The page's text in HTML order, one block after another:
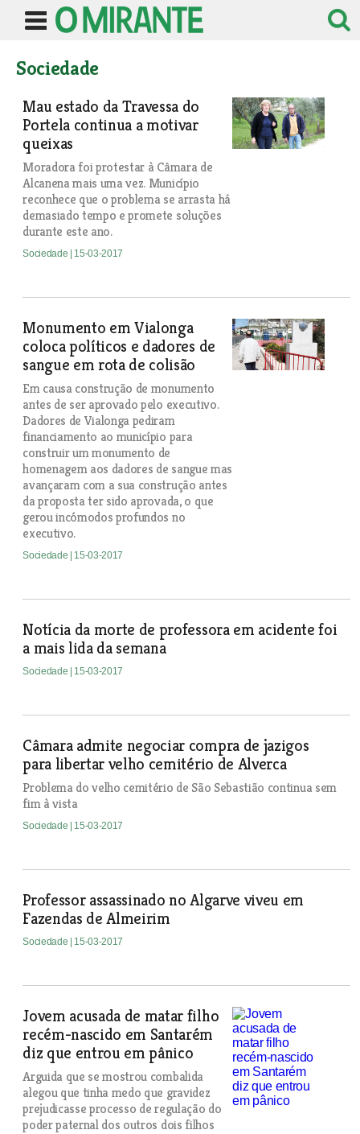
Sociedade
Mau estado da Travessa do
Portela continua a motivar
queixas
Moradora foi protestar à Câmara de
Alcanena mais uma vez. Município
reconhece que o problema se arrasta há
demasiado tempo e promete soluções
durante este ano.
Sociedade | 15-03-2017
Monumento em Vialonga
coloca políticos e dadores de
sangue em rota de colisão
Em causa construção de monumento
antes de ser aprovado pelo executivo.
Dadores de Vialonga pediram
financiamento ao município para
construir um monumento de
homenagem aos dadores de sangue mas
avançaram com a sua construção antes
da proposta ter sido aprovada, o que
gerou incómodos profundos no
executivo.
Sociedade | 15-03-2017
Notícia da morte de professora em acidente foi
a mais lida da semana
Sociedade | 15-03-2017
Câmara admite negociar compra de jazigos
para libertar velho cemitério de Alverca
Problema do velho cemitério de São Sebastião continua sem
fim à vista
Sociedade | 15-03-2017
Professor assassinado no Algarve viveu em
Fazendas de Almeirim
Sociedade | 15-03-2017
Jovem acusada de matar filho
recém-nascido em Santarém
diz que entrou em pânico
Arguida que se mostrou combalida
alegou que tinha medo que gravidez
prejudicasse processo de regulação do
poder paternal dos outros dois filhos